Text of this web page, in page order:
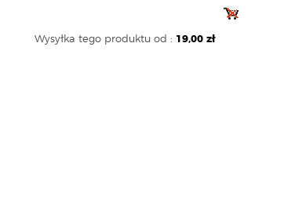
Wysyłka tego produktu od : 19,00 zł